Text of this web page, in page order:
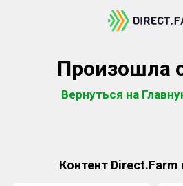
Произошла
Вернуться на
Контент Direct.Farm